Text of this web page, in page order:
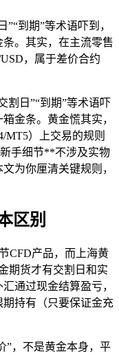
到期”等术语吓到，
。其实，在主流零售
，属于差价合约
割日”“到期”等术语吓
金条。黄金慌其实，
MT5）上交易的规则
手细节**不涉及实物
为你厘清关键规则，
区别
CFD产品，而上海黄
期货才有交割日和实
通过现金结算盈亏，
持有（只要保证金充
”，不是黄金本身，平